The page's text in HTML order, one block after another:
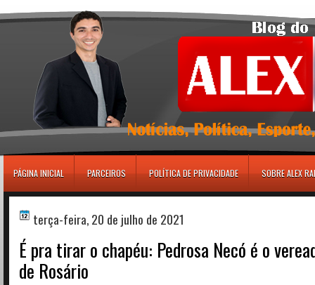
PÁGINA INICIAL PARCEIROS POLÍTICA DE PRIVACIDADE SOBRE ALEX
terça-feira, 20 de julho de 2021
É pra tirar o chapéu: Pedrosa Necó é o
de Rosário